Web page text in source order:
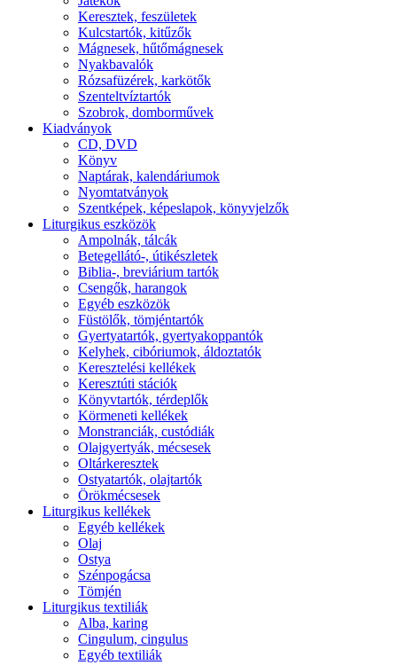
Keresztek, feszületek
Kulcstartók, kitűzők
Mágnesek, hűtőmágnesek
Nyakbavalók
Rózsafüzérek, karkötők
Szenteltvíztartók
Szobrok, domborművek
Kiadványok
CD, DVD
Könyv
Naptárak, kalendáriumok
Nyomtatványok
Szentképek, képeslapok, könyvjelzők
Liturgikus eszközök
Ampolnák, tálcák
Betegellátó-, útikészletek
Biblia-, breviárium tartók
Csengők, harangok
Egyéb eszközök
Füstölők, tömjéntartók
Gyertyatartók, gyertyakoppantók
Kelyhek, cibóriumok, áldoztatók
Keresztelési kellékek
Keresztúti stációk
Könyvtartók, térdeplők
Körmeneti kellékek
Monstranciák, custódiák
Olajgyertyák, mécsesek
Oltárkeresztek
Ostyatartók, olajtartók
Örökmécsesek
Liturgikus kellékek
Egyéb kellékek
Olaj
Ostya
Szénpogácsa
Tömjén
Liturgikus textiliák
Alba, karing
Cingulum, cingulus
Egyéb textiliák